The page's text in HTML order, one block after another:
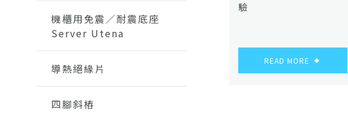
機櫃用免震／耐震底座
Server Utena
導熱絕緣片
四腳斜樁
驗
READ MORE ◆